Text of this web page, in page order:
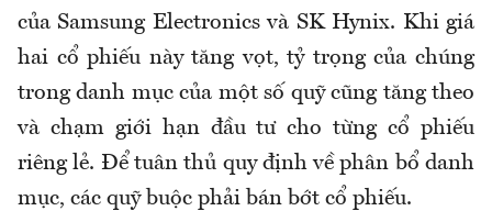
của Samsung Electronics và SK Hynix. Khi giá
hai cổ phiếu này tăng vọt, tỷ trọng của chúng
trong danh mục của một số quỹ cũng tăng theo
và chạm giới hạn đầu tư cho từng cổ phiếu
riêng lẻ. Để tuân thủ quy định về phân bổ danh
mục, các quỹ buộc phải bán bớt cổ phiếu.